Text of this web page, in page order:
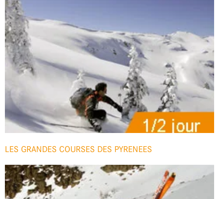
LES GRANDES COURSES DES PYRENEES